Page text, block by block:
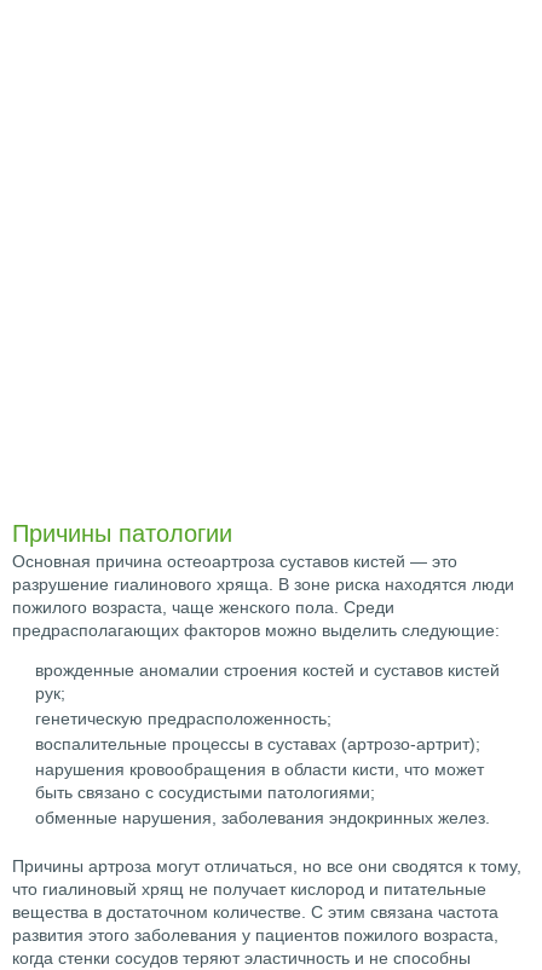
Причины патологии
Основная причина остеоартроза суставов кистей — это
разрушение гиалинового хряща. В зоне риска находятся люди
пожилого возраста, чаще женского пола. Среди
предрасполагающих факторов можно выделить следующие:
врожденные аномалии строения костей и суставов кистей
рук;
генетическую предрасположенность;
воспалительные процессы в суставах (артрозо-артрит);
нарушения кровообращения в области кисти, что может
быть связано с сосудистыми патологиями;
обменные нарушения, заболевания эндокринных желез.
Причины артроза могут отличаться, но все они сводятся к тому,
что гиалиновый хрящ не получает кислород и питательные
вещества в достаточном количестве. С этим связана частота
развития этого заболевания у пациентов пожилого возраста,
когда стенки сосудов теряют эластичность и не способны